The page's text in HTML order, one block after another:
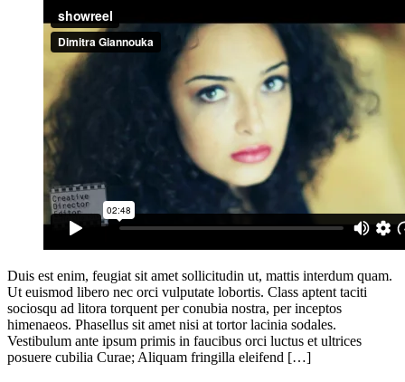
Duis est enim, feugiat sit amet sollicitudin ut, mattis interdum quam.
Ut euismod libero nec orci vulputate lobortis. Class aptent taciti
sociosqu ad litora torquent per conubia nostra, per inceptos
himenaeos. Phasellus sit amet nisi at tortor lacinia sodales.
Vestibulum ante ipsum primis in faucibus orci luctus et ultrices
posuere cubilia Curae; Aliquam fringilla eleifend […]